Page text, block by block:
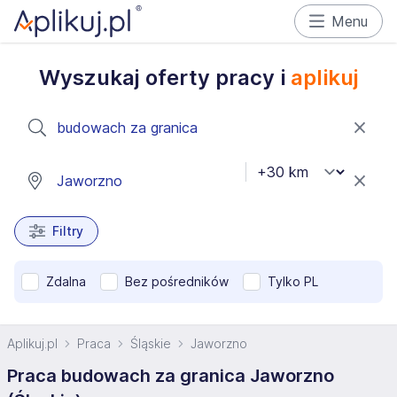
Menu
Wyszukaj oferty pracy i aplikuj
Filtry
Zdalna Bez pośredników Tylko PL
Aplikuj.pl Praca Śląskie Jaworzno
Praca budowach za granica Jaworzno